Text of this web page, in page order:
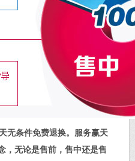
无条件免费退换。服务赢天
，无论是售前，售中还是售